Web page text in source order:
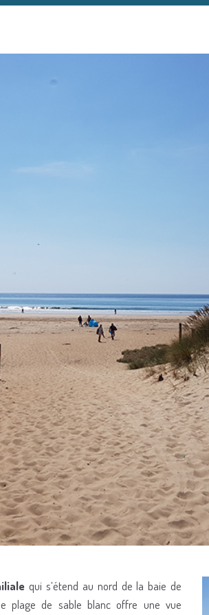
qui s’étend au nord de la baie de
plage de sable blanc offre une vue